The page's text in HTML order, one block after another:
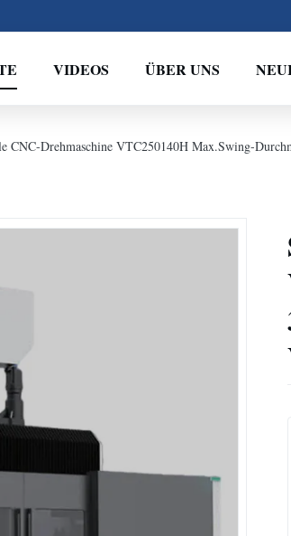
VIDEOS ÜBER UNS
CNC-Drehmaschine VTC250140H Max.Swing-